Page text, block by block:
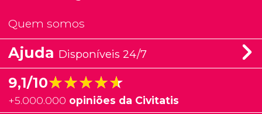
Quem somos
Ajuda Disponíveis 24/7
9,1/10★★★★★
★★★★★
+5.000.000 opiniões da Civitatis